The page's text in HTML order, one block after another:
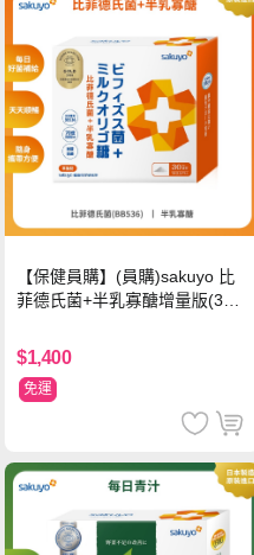
【保健員購】(員購)sakuyo 比
菲德氏菌+半乳寡醣增量版(30
$1,400
免運